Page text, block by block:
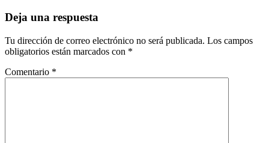
Deja una respuesta
Tu dirección de correo electrónico no será publicada. Los campos
obligatorios están marcados con *
Comentario *